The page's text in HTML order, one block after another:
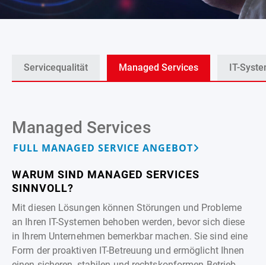
Servicequalität Managed Services IT-
Managed Services
FULL MANAGED SERVICE ANGEBOT
WARUM SIND MANAGED SERVICES
SINNVOLL?
Mit diesen Lösungen können Störungen und Probleme
an Ihren IT-Systemen behoben werden, bevor sich diese
in Ihrem Unternehmen bemerkbar machen. Sie sind eine
Form der proaktiven IT-Betreuung und ermöglicht Ihnen